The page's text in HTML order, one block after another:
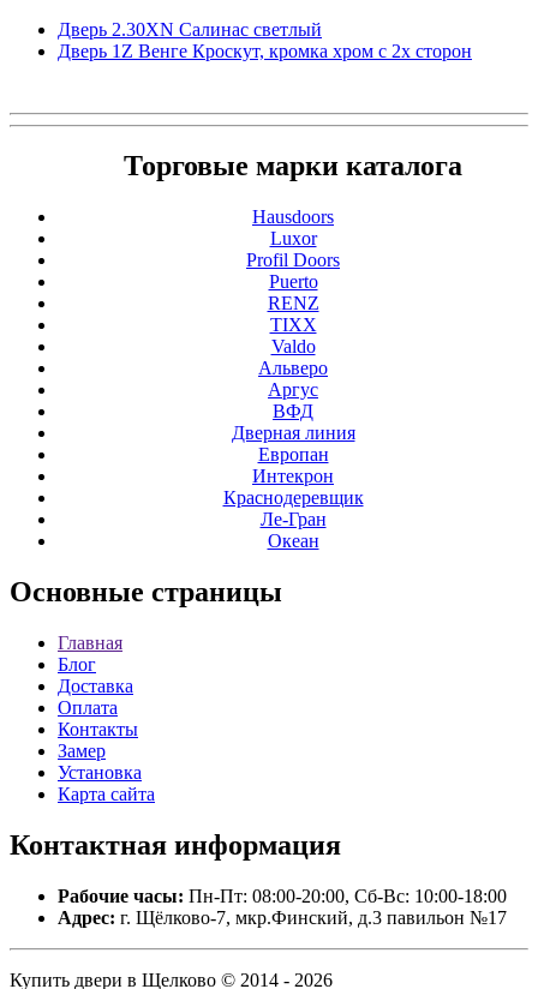
Дверь 2.30ХN Салинас светлый
Дверь 1Z Венге Кроскут, кромка хром с 2х сторон
Торговые марки каталога
Hausdoors
Luxor
Profil Doors
Puerto
RENZ
TIXX
Valdo
Альверо
Аргус
ВФД
Дверная линия
Европан
Интекрон
Краснодеревщик
Ле-Гран
Океан
Основные страницы
Главная
Блог
Доставка
Оплата
Контакты
Замер
Установка
Карта сайта
Контактная информация
Рабочие часы: Пн-Пт: 08:00-20:00, Сб-Вс: 10:00-18:00
Адрес: г. Щёлково-7, мкр.Финский, д.3 павильон №17
Купить двери в Щелково © 2014 - 2026